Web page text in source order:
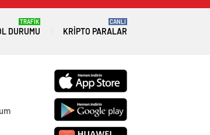
DURUMU
TRAFİK
KRIPTO PARALAR
CANLI